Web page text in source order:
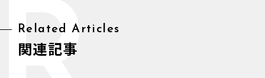
Related Articles
関連記事